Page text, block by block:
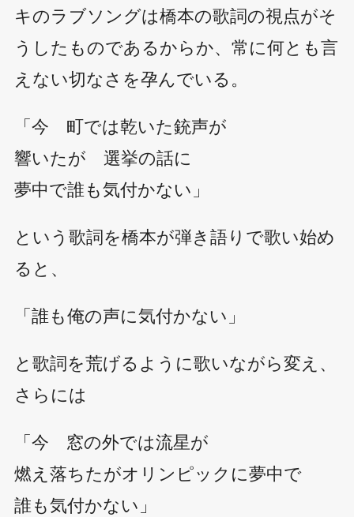
キのラブソングは橋本の歌詞の視点がそ
うしたものであるからか、常に何とも言
えない切なさを孕んでいる。
「今 町では乾いた銃声が
響いたが 選挙の話に
夢中で誰も気付かない」
という歌詞を橋本が弾き語りで歌い始め
ると、
「誰も俺の声に気付かない」
と歌詞を荒げるように歌いながら変え、
さらには
「今 窓の外では流星が
燃え落ちたがオリンピックに夢中で
誰も気付かない」